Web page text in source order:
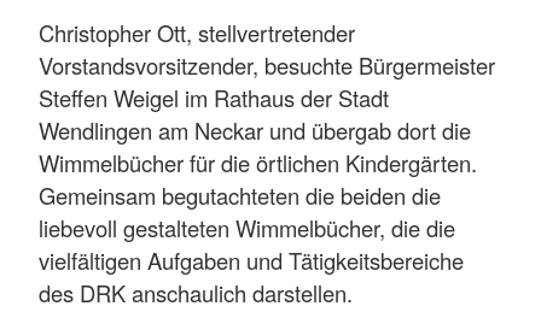
Christopher Ott, stellvertretender
Vorstandsvorsitzender, besuchte Bürgermeister
Steffen Weigel im Rathaus der Stadt
Wendlingen am Neckar und übergab dort die
Wimmelbücher für die örtlichen Kindergärten.
Gemeinsam begutachteten die beiden die
liebevoll gestalteten Wimmelbücher, die die
vielfältigen Aufgaben und Tätigkeitsbereiche
des DRK anschaulich darstellen.